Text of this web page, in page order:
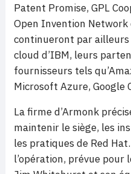
Patent Promise, GPL
Open Invention Network
continueront par ailleurs
cloud d’IBM, leurs
fournisseurs tels
Microsoft Azure, Google
La firme d’Armonk
maintenir le siège, les
les pratiques de Red
l’opération, prévue pour